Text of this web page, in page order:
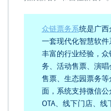
众链票务系统是广西
一套现代化智慧软
丰富的行业经验，
务、活动售票、演
售票、生态园票务
面，系统支持微信
OTA、线下门店、